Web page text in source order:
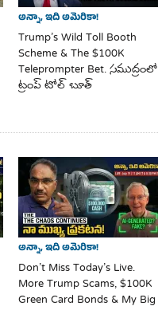
అన్నా, ఇది అమెరికా!
Trump’s Wild Toll Booth
Scheme & The $100K
Teleprompter Bet. సముద్రంలో
ట్రంప్ టోల్ బూత్
అన్నా, ఇది అమెరికా!
Don’t Miss Today’s Live.
More Trump Scams, $100K
Green Card Bonds & My Big